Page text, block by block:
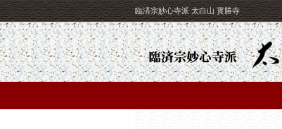
臨済宗妙心寺派 太白山 寳勝寺